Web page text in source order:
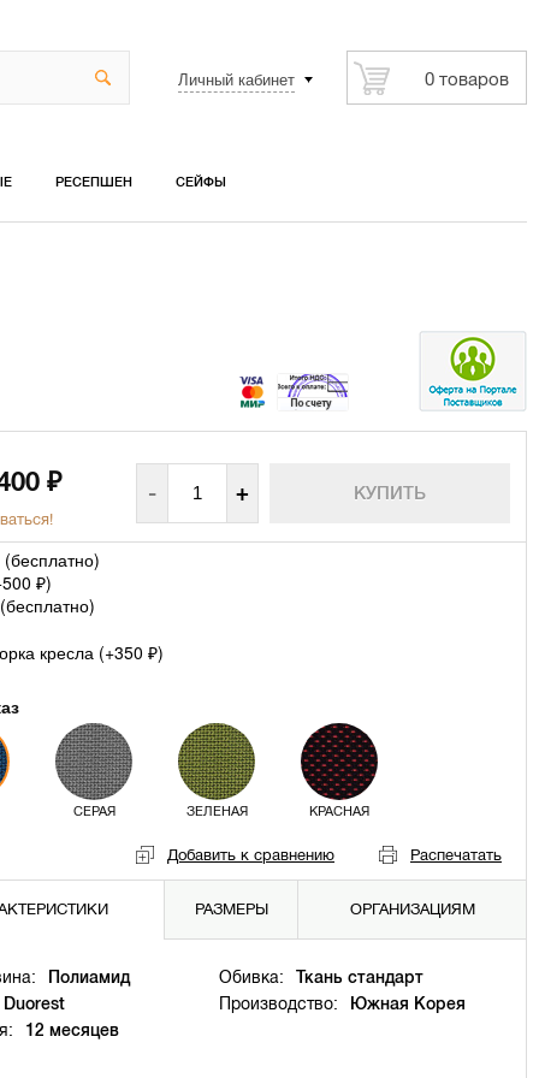
Личный кабинет 0 товаров
РЕСЕПШЕН СЕЙФЫ
₽ - +
(бесплатно)
500 ₽)
бесплатно)
кресла (+350 ₽)
СЕРАЯ ЗЕЛЕНАЯ КРАСНАЯ
Добавить к сравнению Распечатать
РАЗМЕРЫ ОРГАНИЗАЦИЯМ
Полиамид Обивка:
Ткань стандарт
Duorest
Производство:
Южная Корея
12 месяцев